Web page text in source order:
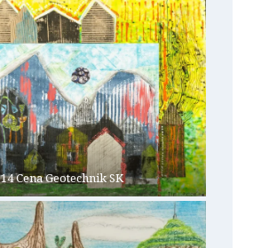
14 Cena Geotechnik SK